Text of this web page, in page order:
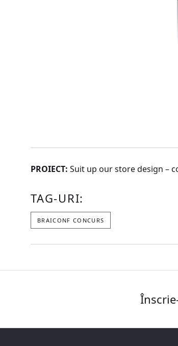
PROIECT: Suit up our store design –
TAG-URI:
BRAICONF CONCURS